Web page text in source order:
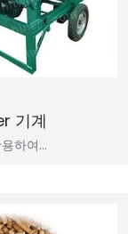
기계
하여…